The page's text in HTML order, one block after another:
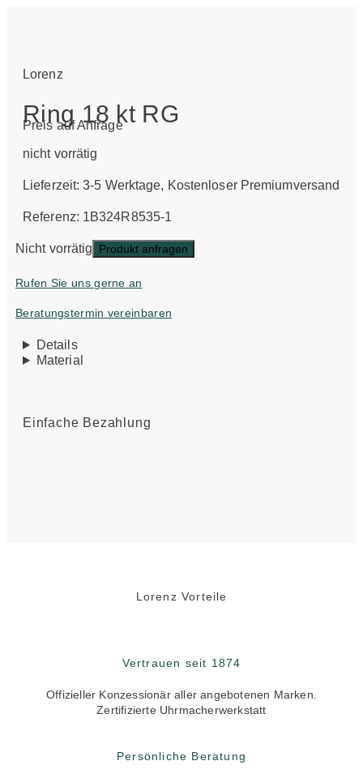
Lorenz
Ring 18 kt RG
Preis auf Anfrage
nicht vorrätig
Lieferzeit:3-5 Werktage, Kostenloser Premiumversand
Referenz: 1B324R8535-1
Nicht vorrätig Produkt anfragen
Rufen Sie uns gerne an
Beratungstermin vereinbaren
Details
Material
Einfache Bezahlung
Lorenz Vorteile
Vertrauen seit 1874
Offizieller Konzessionär aller angebotenen Marken.
Zertifizierte Uhrmacherwerkstatt
Persönliche Beratung